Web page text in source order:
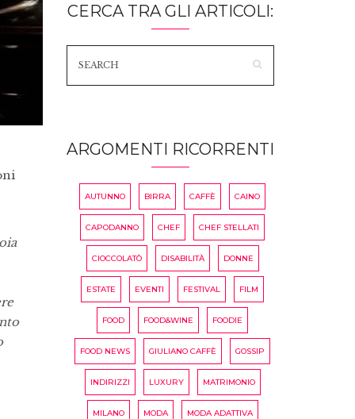
CERCA TRA GLI ARTICOLI:
ARGOMENTI RICORRENTI
AUTUNNO BIRRA CAFFÈ CAINO
CAPODANNO CHEF CHEF STELLATI
CIOCCOLATÒ DISABILITÀ DONNE
ESTATE EVENTI FESTIVAL FILM
FOOD FOOD&WINE FOODIE
FOOD NEWS GIULIANO CAFFÈ GOSSIP
INDIRIZZI LUXURY MATRIMONIO
MILANO MODA MODA ADATTIVA